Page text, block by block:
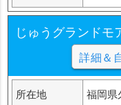
じゅうグランドモ
詳細＆
所在地 福岡県